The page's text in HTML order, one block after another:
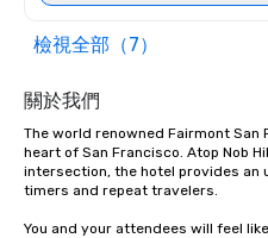
檢視全部（7）
關於我們
The world renowned Fairmont San
heart of San Francisco. Atop Nob
intersection, the hotel provides
timers and repeat travelers.
You and your attendees will feel